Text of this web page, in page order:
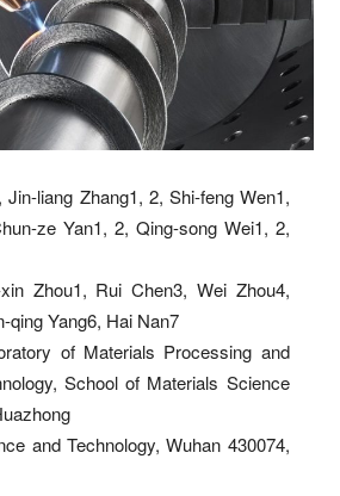
, Jin-liang Zhang1, 2, Shi-feng Wen1,
ze Yan1, 2, Qing-song Wei1, 2,
Zhou1, Rui Chen3, Wei Zhou4,
qing Yang6, Hai Nan7
of Materials Processing and
School of Materials Science
and Technology, Wuhan 430074,